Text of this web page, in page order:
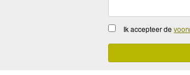
Ik accepteer de